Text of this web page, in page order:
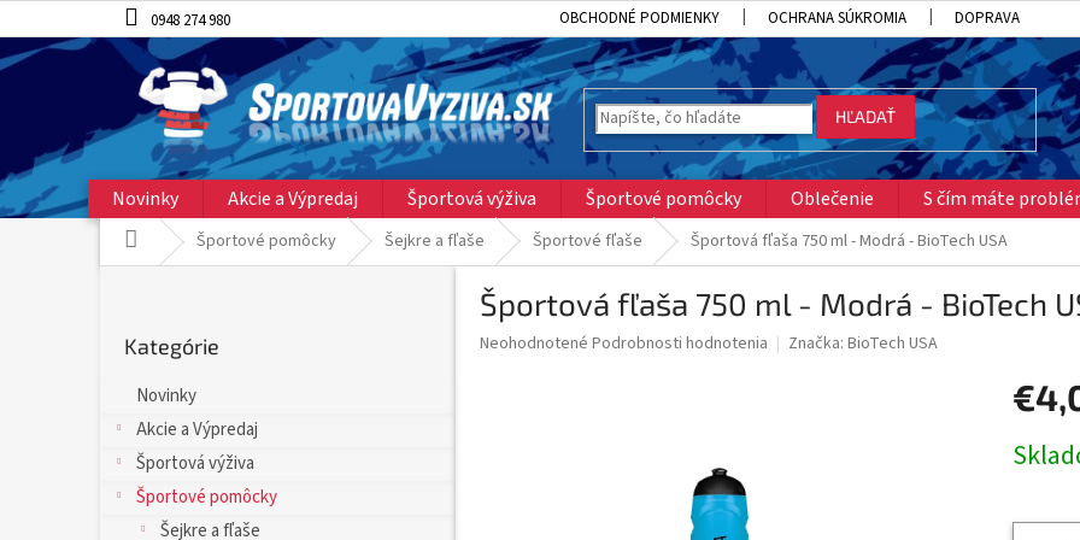
na
obsah
0948 274 980 OBCHODNÉ PODMIENKY OCHRANA SÚKROMIA DOPRAVA
HĽADAŤ
Novinky Akcie a Výpredaj Športová výživa Športové pomôcky Oblečenie S čím máte
DomovŠportové pomôcky Šejkre a fľaše Športové fľaše Športová fľaša 750 ml - Modrá - BioTech USA
kategórie
Kategórie
Novinky
Akcie a Výpredaj
Športová výživa
Športové pomôcky
Šejkre a fľaše
Športová fľaša 750 ml - Modrá - BioTech
Priemerné
Neohodnotené Podrobnosti hodnotenia Značka: BioTech USA
cena: